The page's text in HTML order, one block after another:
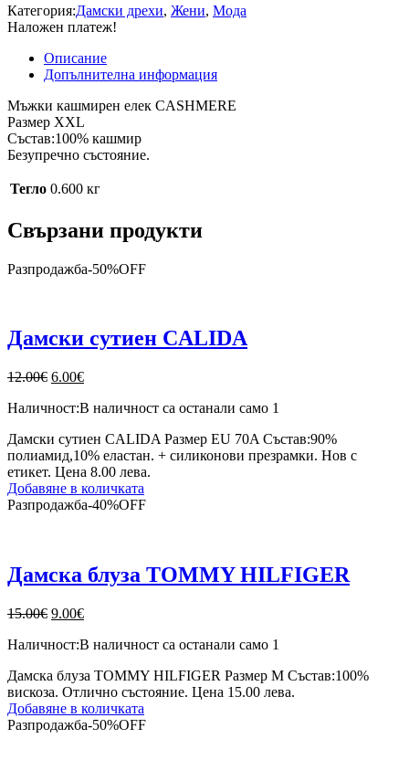
Категория:Дамски дрехи, Жени, Мода
Наложен платеж!
Описание
Допълнителна информация
Мъжки кашмирен елек CASHMERE
Размер XXL
Състав:100% кашмир
Безупречно състояние.
Тегло 0.600 кг
Свързани продукти
Разпродажба-50%OFF
Дамски сутиен CALIDA
12.00€ Original
was:
6.00€Текущата
е:
Наличност:В наличност са останали само 1
Дамски сутиен CALIDA Размер EU 70A Състав:90%
полиамид,10% еластан. + силиконови презрамки. Нов с
етикет. Цена 8.00 лева.
Добавяне в количката
Разпродажба-40%OFF
Дамска блуза TOMMY HILFIGER
15.00€ Original
was:
9.00€Текущата
е:
Наличност:В наличност са останали само 1
Дамска блуза TOMMY HILFIGER Размер M Състав:100%
вискоза. Отлично състояние. Цена 15.00 лева.
Добавяне в количката
Разпродажба-50%OFF